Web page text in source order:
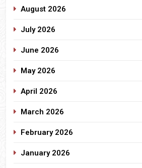
August 2026
July 2026
June 2026
May 2026
April 2026
March 2026
February 2026
January 2026